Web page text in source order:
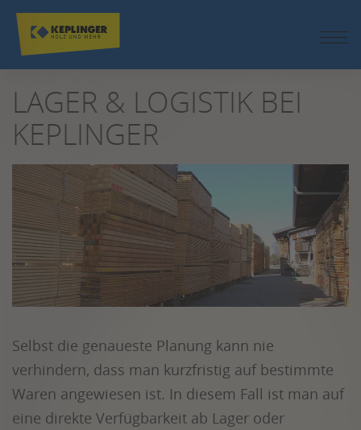
SEITENINHALT
SPRINGEN
LAGER & LOGISTIK BEI
KEPLINGER
Selbst die genaueste Planung kann nie
verhindern, dass man kurzfristig auf bestimmte
Waren angewiesen ist. In diesem Fall ist man auf
eine direkte Verfügbarkeit ab Lager oder